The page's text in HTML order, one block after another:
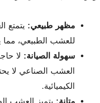
مظهر طبيعي: يتمتع
للعشب الطبيعي، مما
سهولة الصيانة: لا
العشب الصناعي لا
الكيميائية.